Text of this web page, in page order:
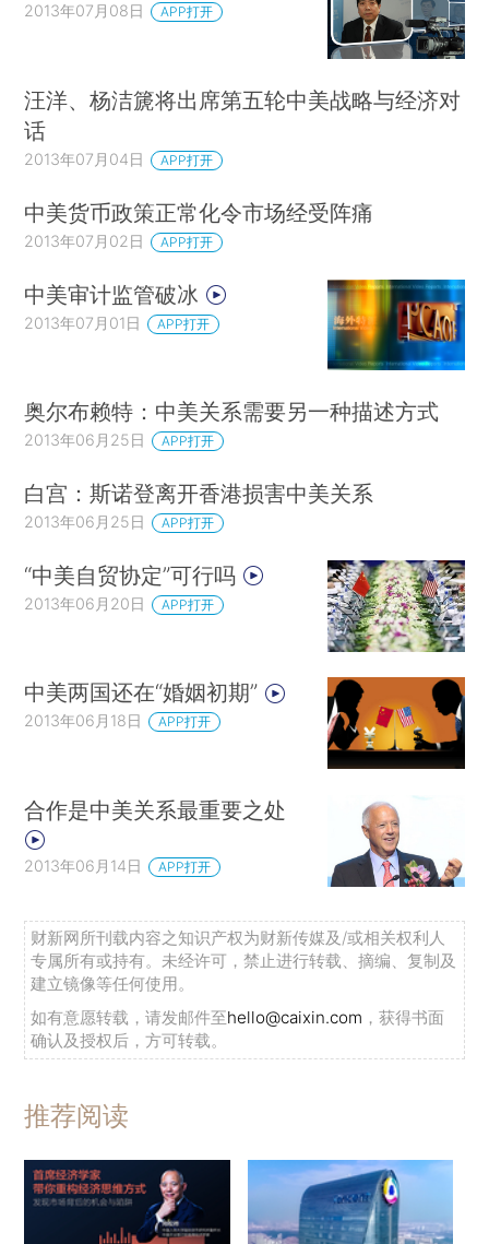
2013年07月08日 APP打开
汪洋、杨洁篪将出席第五轮中美战略与经济对
话
2013年07月04日 APP打开
中美货币政策正常化令市场经受阵痛
2013年07月02日 APP打开
中美审计监管破冰
2013年07月01日 APP打开
奥尔布赖特：中美关系需要另一种描述方式
2013年06月25日 APP打开
白宫：斯诺登离开香港损害中美关系
2013年06月25日 APP打开
“中美自贸协定”可行吗
2013年06月20日 APP打开
中美两国还在“婚姻初期”
2013年06月18日 APP打开
合作是中美关系最重要之处
2013年06月14日 APP打开
财新网所刊载内容之知识产权为财新传媒及/或相关权利人
专属所有或持有。未经许可，禁止进行转载、摘编、复制及
建立镜像等任何使用。
如有意愿转载，请发邮件至hello@caixin.com ，获得书面
确认及授权后，方可转载。
推荐阅读